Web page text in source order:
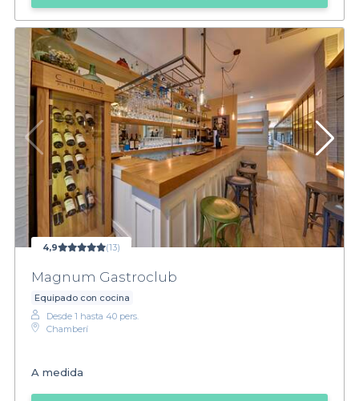
4,9 (13)
Magnum Gastroclub
Equipado con cocina
Desde 1 hasta 40 pers.
Chamberí
A medida